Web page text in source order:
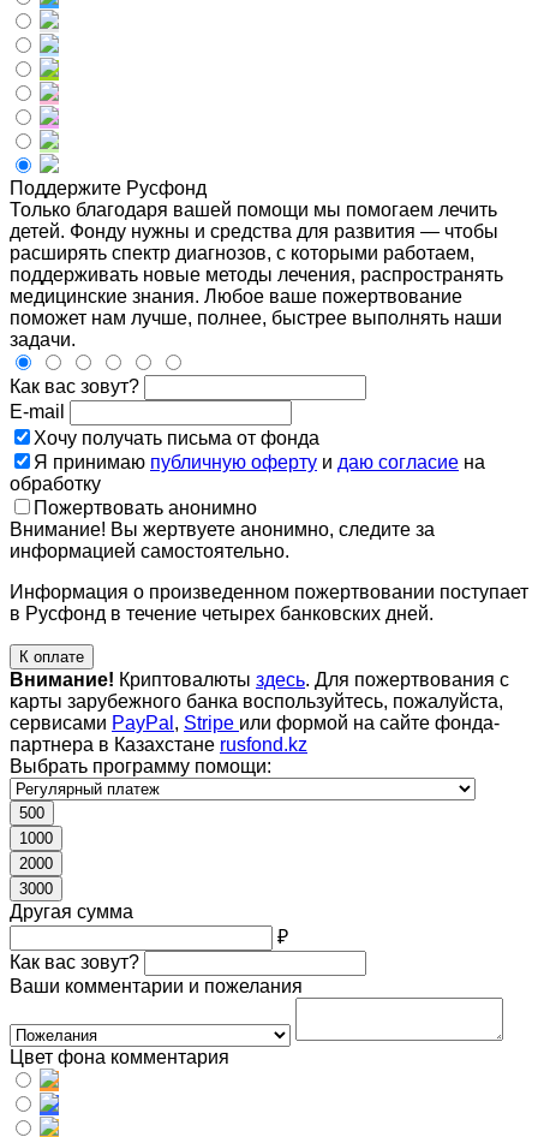
Поддержите Русфонд
Только благодаря вашей помощи мы помогаем лечить
детей. Фонду нужны и средства для развития — чтобы
расширять спектр диагнозов, с которыми работаем,
поддерживать новые методы лечения, распространять
медицинские знания. Любое ваше пожертвование
поможет нам лучше, полнее, быстрее выполнять наши
задачи.
Как вас зовут?
E-mail
Хочу получать письма от фонда
Я принимаю публичную оферту и даю согласие на
обработку
Пожертвовать анонимно
Внимание! Вы жертвуете анонимно, следите за
информацией самостоятельно.
Информация о произведенном пожертвовании поступает
в Русфонд в течение четырех банковских дней.
К оплате
Внимание! Криптовалюты здесь. Для пожертвования с
карты зарубежного банка воспользуйтесь, пожалуйста,
сервисами PayPal , Stripe или формой на сайте фонда-
партнера в Казахстане rusfond.kz
Выбрать программу помощи:
500
1000
2000
3000
Другая сумма
₽
Как вас зовут?
Ваши комментарии и пожелания
Цвет фона комментария